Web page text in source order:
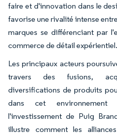
faire et d'innovation dans le
favorise une rivalité intense
marques se différenciant par
commerce de détail expérientiel.
Les principaux acteurs
travers des fusions,
diversifications de produits
dans cet environnement
l'investissement de Puig
illustre comment les